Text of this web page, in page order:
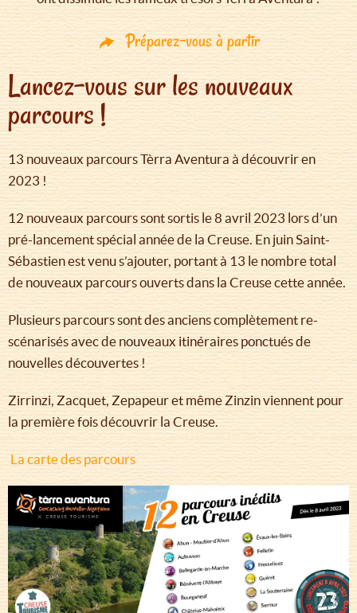
Préparez-vous à partir
Lancez-vous sur les nouveaux
parcours !
13 nouveaux parcours Tèrra Aventura à découvrir en
2023 !
12 nouveaux parcours sont sortis le 8 avril 2023 lors d’un
pré-lancement spécial année de la Creuse. En juin Saint-
Sébastien est venu s’ajouter, portant à 13 le nombre total
de nouveaux parcours ouverts dans la Creuse cette année.
Plusieurs parcours sont des anciens complètement re-
scénarisés avec de nouveaux itinéraires ponctués de
nouvelles découvertes !
Zirrinzi, Zacquet, Zepapeur et même Zinzin viennent pour
la première fois découvrir la Creuse.
La carte des parcours